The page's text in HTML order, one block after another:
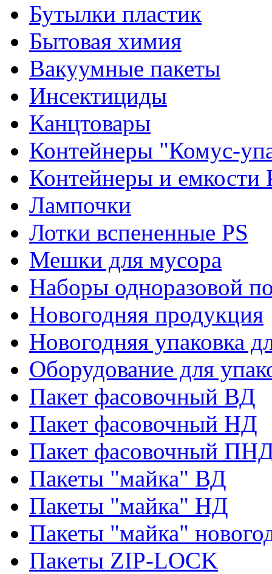
Бутылки пластик
Бытовая химия
Вакуумные пакеты
Инсектициды
Канцтовары
Контейнеры "Комус-
Контейнеры и емкости
Лампочки
Лотки вспененные PS
Мешки для мусора
Наборы одноразовой
Новогодняя продукция
Новогодняя упаковка
Оборудование для
Пакет фасовочный ВД
Пакет фасовочный НД
Пакет фасовочный
Пакеты "майка" ВД
Пакеты "майка" НД
Пакеты "майка"
Пакеты ZIP-LOCK